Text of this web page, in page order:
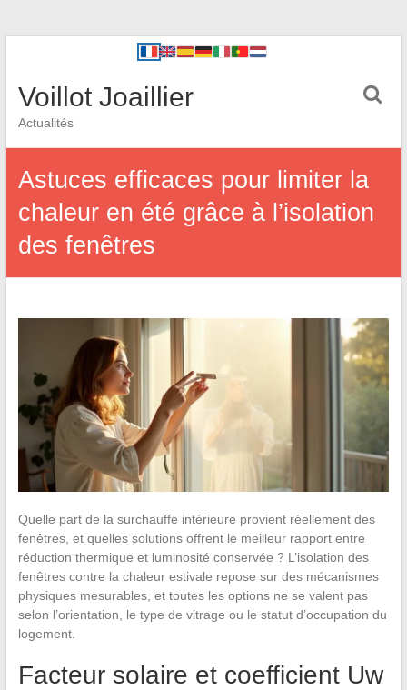
Voillot Joaillier
Actualités
Astuces efficaces pour limiter la
chaleur en été grâce à l’isolation
des fenêtres
Quelle part de la surchauffe intérieure provient réellement des
fenêtres, et quelles solutions offrent le meilleur rapport entre
réduction thermique et luminosité conservée ? L’isolation des
fenêtres contre la chaleur estivale repose sur des mécanismes
physiques mesurables, et toutes les options ne se valent pas
selon l’orientation, le type de vitrage ou le statut d’occupation du
logement.
Facteur solaire et coefficient Uw